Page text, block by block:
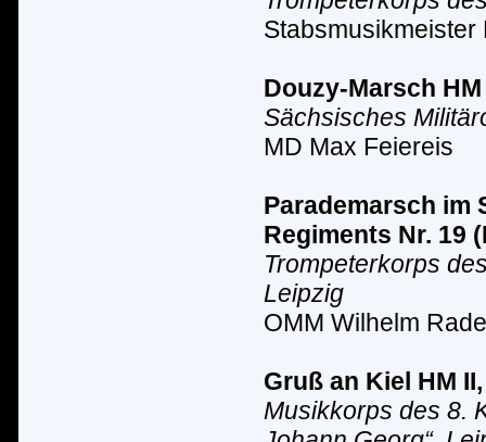
Stabsmusikmeister
Douzy-Marsch
Sächsisches Militä
MD Max Feiereis
Parademarsch im
Regiments Nr. 19
Trompeterkorps
Leipzig
OMM Wilhelm
Gruß an Kiel HM
Musikkorps des 8.